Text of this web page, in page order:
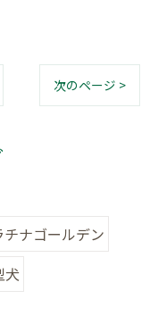
次のページ >
ナゴールデン
犬